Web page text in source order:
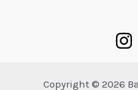
Copyright © 2026